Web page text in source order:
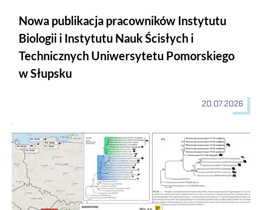
Nowa publikacja pracowników Instytutu
Biologii i Instytutu Nauk Ścisłych i
Technicznych Uniwersytetu Pomorskiego
w Słupsku
20.07.2026
Kolejna publikacja naukowca Instytutu Biologii Uniwersytetu